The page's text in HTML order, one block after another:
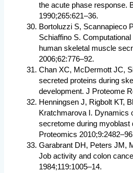
the acute phase response.
1990;265:621–36.
Bortoluzzi S, Scannapieco
Schiaffino S.
human skeletal muscle
2006;62:776–92.
Chan XC, McDermott JC,
secreted proteins during
development. J Proteome
Henningsen J, Rigbolt KT,
Kratchmarova I. Dynamics
secretome during myoblast
Proteomics
Garabrant DH, Peters JM,
Job activity and colon
1984;119:1005–14.